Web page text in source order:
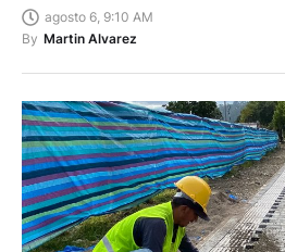
agosto 6, 9:10 AM